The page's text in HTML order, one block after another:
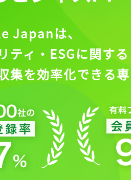
会員登録
Japanは、
ティ・ESGに関する
集を効率化できる